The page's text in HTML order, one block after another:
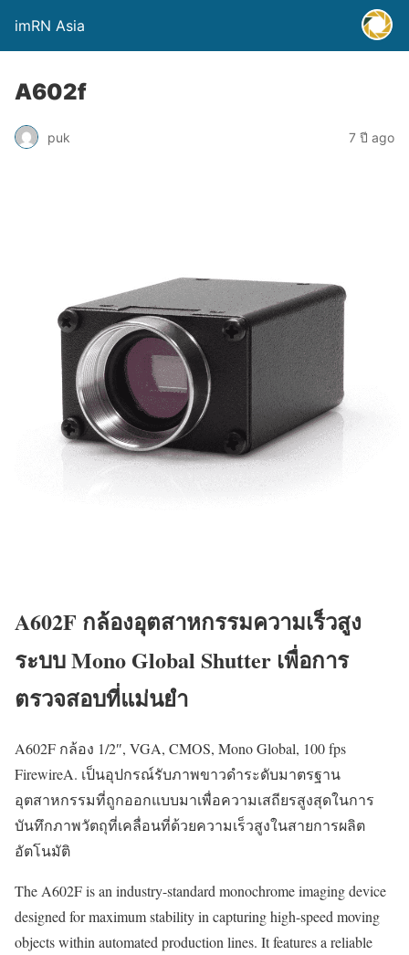
imRN Asia
A602f
puk 7 ปี ago
A602F กล้องอุตสาหกรรมความเร็วสูง
ระบบ Mono Global Shutter เพื่อการ
ตรวจสอบที่แม่นยำ
A602F กล้อง 1/2″, VGA, CMOS, Mono Global, 100 fps
FirewireA. เป็นอุปกรณ์รับภาพขาวดำระดับมาตรฐาน
อุตสาหกรรมที่ถูกออกแบบมาเพื่อความเสถียรสูงสุดในการ
บันทึกภาพวัตถุที่เคลื่อนที่ด้วยความเร็วสูงในสายการผลิต
อัตโนมัติ
The A602F is an industry-standard monochrome imaging device
designed for maximum stability in capturing high-speed moving
objects within automated production lines. It features a reliable